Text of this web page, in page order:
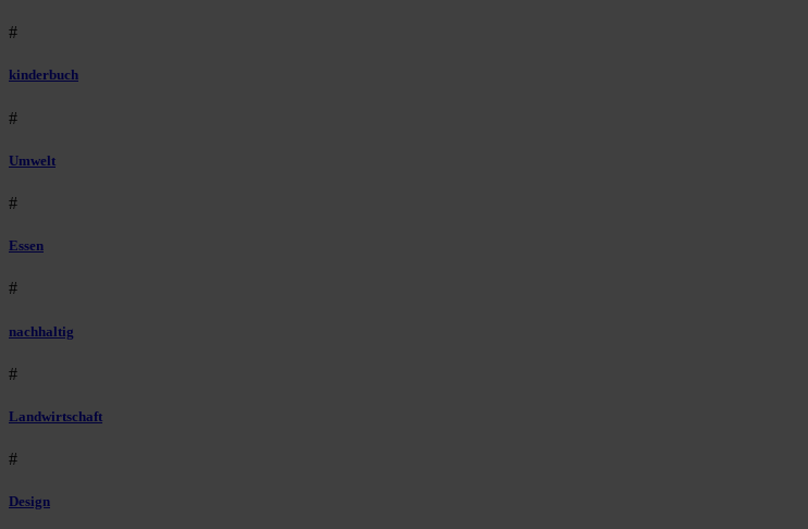
#
kinderbuch
#
Umwelt
#
Essen
#
nachhaltig
#
Landwirtschaft
#
Design